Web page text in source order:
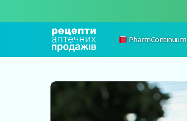
PharmContinuum